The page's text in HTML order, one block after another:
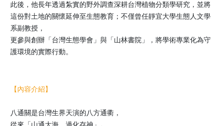
此後，他長年透過紮實的野外調查深耕台灣植物分類學研究，並將
這份對土地的關懷延伸至生態教育；不僅曾任靜宜大學生態人文學
系副教授，
更參與創辦「台灣生態學會」與「山林書院」，將學術專業化為守
護環境的實際行動。
【內容介紹】
八通關是台灣生界天演的八方通衢，